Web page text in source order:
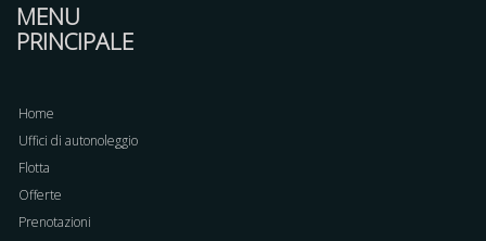
MENU
PRINCIPALE
Home
Uffici di autonoleggio
Flotta
Offerte
Prenotazioni